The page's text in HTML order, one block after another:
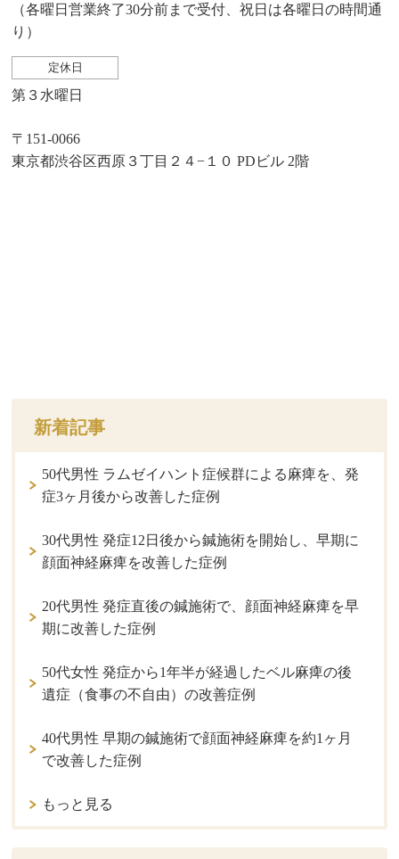
（各曜日営業終了30分前まで受付、祝日は各曜日の時間通
り）
定休日
第３水曜日
〒151-0066
東京都渋谷区西原３丁目２４−１０ PDビル 2階
新着記事
50代男性 ラムゼイハント症候群による麻痺を、発
症3ヶ月後から改善した症例
30代男性 発症12日後から鍼施術を開始し、早期に
顔面神経麻痺を改善した症例
20代男性 発症直後の鍼施術で、顔面神経麻痺を早
期に改善した症例
50代女性 発症から1年半が経過したベル麻痺の後
遺症（食事の不自由）の改善症例
40代男性 早期の鍼施術で顔面神経麻痺を約1ヶ月
で改善した症例
もっと見る